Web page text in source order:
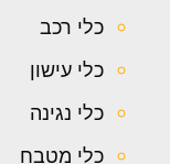
כלי רכב
כלי עישון
כלי נגינה
כלי מטבח